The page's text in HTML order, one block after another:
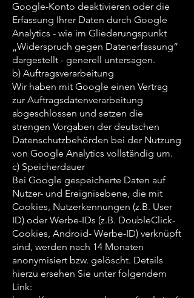
Google-Konto deaktivieren oder die
Erfassung Ihrer Daten durch Google
Analytics - wie im Gliederungspunkt
„Widerspruch gegen Datenerfassung”
dargestellt - generell untersagen.
b) Auftragsverarbeitung
Wir haben mit Google einen Vertrag
zur Auftragsdatenverarbeitung
abgeschlossen und setzen die
strengen Vorgaben der deutschen
Datenschutzbehörden bei der Nutzung
von Google Analytics vollständig um.
c) Speicherdauer
Bei Google gespeicherte Daten auf
Nutzer- und Ereignisebene, die mit
Cookies, Nutzerkennungen (z.B. User
ID) oder Werbe-IDs (z.B. DoubleClick-
Cookies, Android- Werbe-ID) verknüpft
sind, werden nach 14 Monaten
anonymisiert bzw. gelöscht. Details
hierzu ersehen Sie unter folgendem
Link: